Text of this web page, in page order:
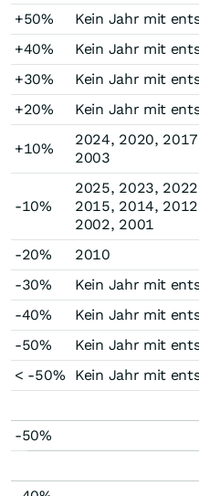
+50%
Kein Jahr mit
+40%
Kein Jahr mit
+30%
Kein Jahr mit
+20%
Kein Jahr mit
+10%
2024, 2020,
2003
-10%
2025, 2023,
2015, 2014,
2002, 2001
-20%
2010
-30%
Kein Jahr mit
-40%
Kein Jahr mit
-50%
Kein Jahr mit
< -50%
Kein Jahr mit
-50%